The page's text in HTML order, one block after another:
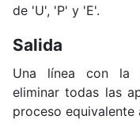
de 'U', 'P' y 'E'.
Salida
Una línea con la
eliminar todas las
proceso equivalente